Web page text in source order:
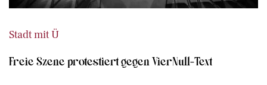
Stadt mit Ü
Freie Szene protestiert gegen VierNull-Text